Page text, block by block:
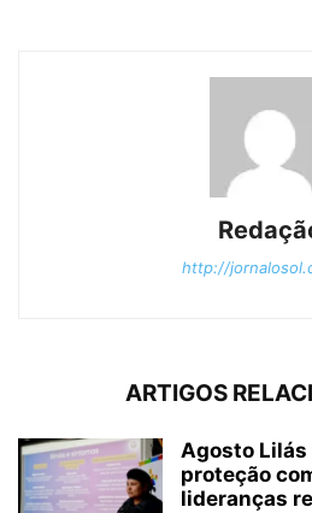
http://
ARTIGOS
Agosto
proteção
lideranças